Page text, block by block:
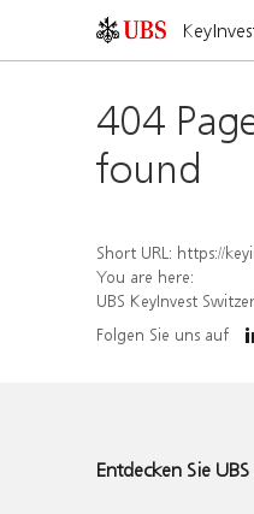
404
found
Short URL: https://keyinvest-
You are here:
UBS KeyInvest
Folgen Sie uns auf
Entdecken Sie